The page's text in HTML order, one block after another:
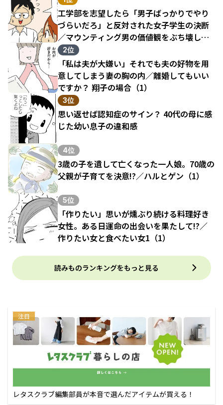
工学部を志望したら「男子ばっかりでやり
づらいだろ」と反対された女子学生の決断
／マウンティング男の価値観をぶち壊した
結果（1）
2位
「私は夫が大嫌い」それでも夫の好物を用
意してしまう妻の胸の内／離婚してもいい
ですか？ 翔子の場合（1）
3位
思い返せば認知症のサイン？ 40代の母に感
じた幼い息子の違和感
4位
3歳の子を遺して亡くなった一人娘。70歳の
父親が子育てを決意!?／ハルとゲン（1）
5位
「作りたい」思いが燻ぶり続ける料理好き
女性。ある日運命の出会いを果たして!?／
作りたい女と食べたい女1（1）
読みものランキングをもっと見る
注目
レタスクラブ編集部員が本音で選んだアイテムが買える！